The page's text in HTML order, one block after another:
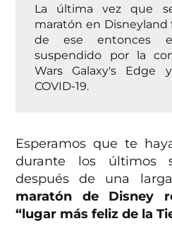
La última vez que
maratón en Disneyland
de ese entonces
suspendido por la
Wars Galaxy's Edge
COVID-19.
Esperamos que te
durante los últimos
después de una
maratón de Disney
“lugar más feliz de la